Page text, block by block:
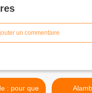
un commentaire